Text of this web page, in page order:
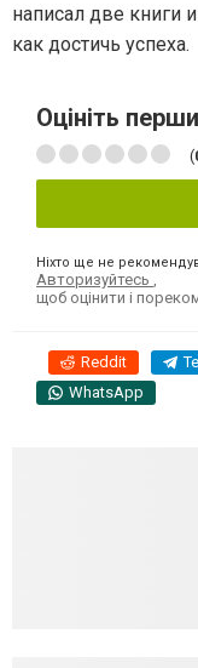
написал две книги
как достичь успеха.
Оцініть
(
Ніхто ще не
Авторизуйтесь ,
щоб оцінити і
Reddit
WhatsApp